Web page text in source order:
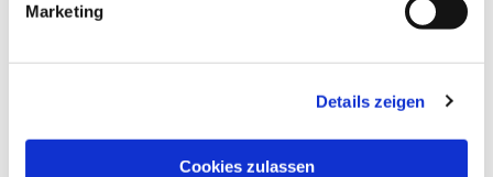
Marketing
Details zeigen
Cookies zulassen
Kirchengemeinde­­ St. Franziskus